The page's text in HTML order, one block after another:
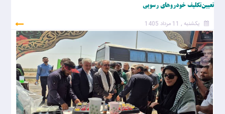
تعیین‌تکلیف خودروهای رسوبی
یکشنبه , 11 مرداد 1405